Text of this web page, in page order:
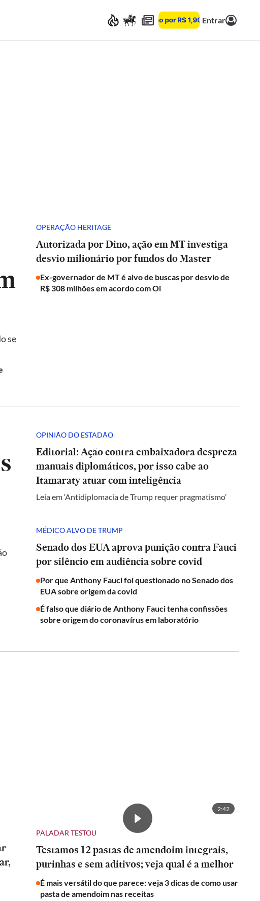
Entrar
se
OPERAÇÃO HERITAGE
Autorizada por Dino, ação em MT investiga
desvio milionário por fundos do Master
Ex-governador de MT é alvo de buscas por desvio de
R$ 308 milhões em acordo com Oi
OPINIÃO DO ESTADÃO
Editorial: Ação contra embaixadora despreza
manuais diplomáticos, por isso cabe ao
Itamaraty atuar com inteligência
Leia em ‘Antidiplomacia de Trump requer pragmatismo’
MÉDICO ALVO DE TRUMP
Senado dos EUA aprova punição contra Fauci
por silêncio em audiência sobre covid
Por que Anthony Fauci foi questionado no Senado dos
EUA sobre origem da covid
É falso que diário de Anthony Fauci tenha confissões
sobre origem do coronavírus em laboratório
2:42
PALADAR TESTOU
Testamos 12 pastas de amendoim integrais,
purinhas e sem aditivos; veja qual é a melhor
É mais versátil do que parece: veja 3 dicas de como usar
pasta de amendoim nas receitas